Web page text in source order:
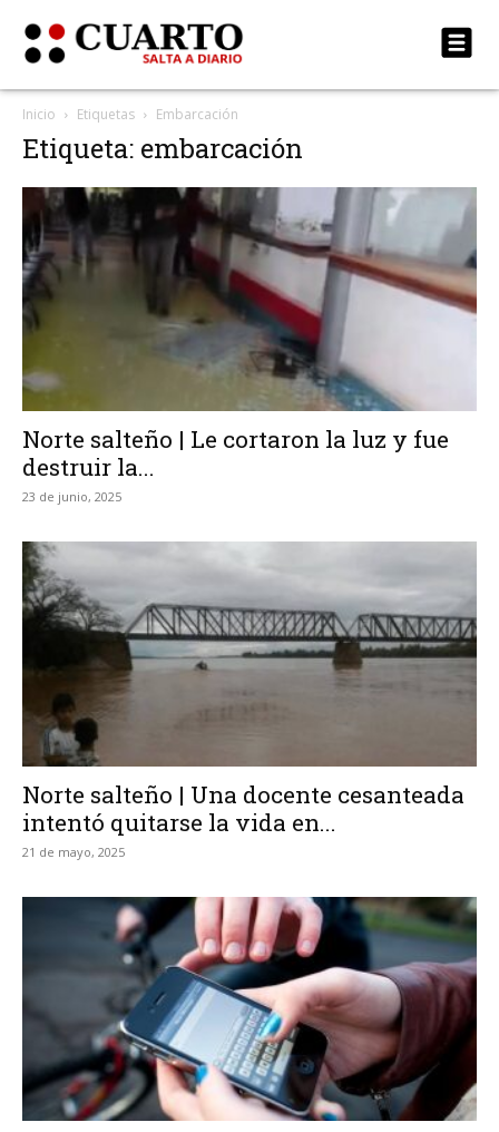
Inicio Etiquetas Embarcación
Etiqueta: embarcación
Norte salteño | Le cortaron la luz y fue
destruir la...
23 de junio, 2025
Norte salteño | Una docente cesanteada
intentó quitarse la vida en...
21 de mayo, 2025